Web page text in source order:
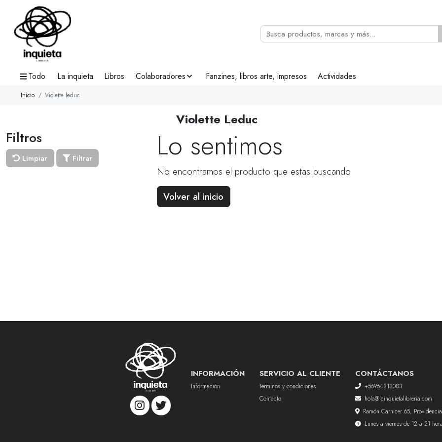
Todo La inquieta Libros Colaboradores Fanzines, libros arte, impresos Actividades
Inicio Violette leduc
Violette Leduc
Filtros
Limpiar Filtrar Lo sentimos
No encontramos el producto que estas buscando
Volver al inicio
INFORMACIÓN
Información
SERVICIO AL CLIENTE
Terminos y condiciones
Contacto
CONTÁCTANOS
+56964213083
hola@lainquietalibreria.com
Ramón Carnicer 65,
Lunes a viernes de 12 a 21